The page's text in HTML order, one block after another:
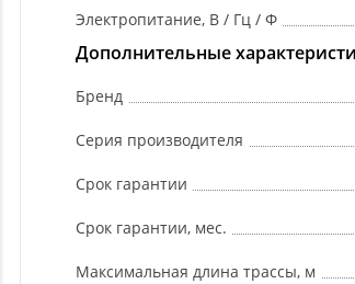
Электропитание, В / Гц / Ф
Дополнительные
Бренд
Серия производителя
Срок гарантии
Срок гарантии, мес.
Максимальная длина трассы, м